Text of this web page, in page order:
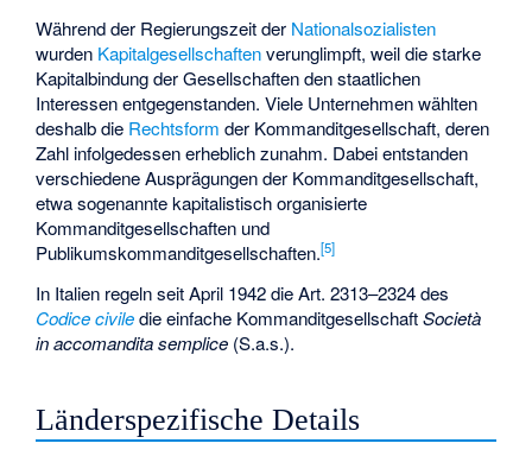
Während der Regierungszeit der Nationalsozialisten
wurden Kapitalgesellschaftenverunglimpft, weil die starke
Kapitalbindung der Gesellschaften den staatlichen
Interessen entgegenstanden. Viele Unternehmen wählten
deshalb die Rechtsform der Kommanditgesellschaft, deren
Zahl infolgedessen erheblich zunahm. Dabei entstanden
verschiedene Ausprägungen der Kommanditgesellschaft,
etwa sogenannte kapitalistisch organisierte
Kommanditgesellschaften und
Publikumskommanditgesellschaften.[5]
In Italien regeln seit April 1942 die Art. 2313–2324 des
Codice civiledie einfache KommanditgesellschaftSocietà
in accomandita semplice (S.a.s.).
Länderspezifische Details